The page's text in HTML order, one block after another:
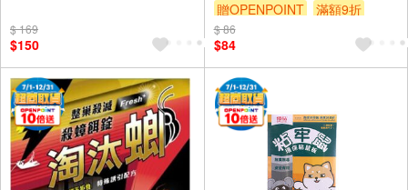
$ 169
$150
贈OPENPOINT
滿額9折
贈$200
$ 86
$84